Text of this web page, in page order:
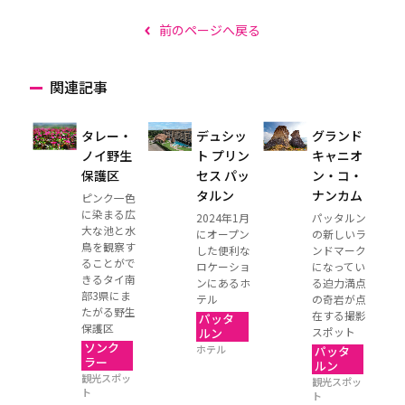
前のページへ戻る
関連記事
タレー・
ノイ野生
保護区
ピンク一色
に染まる広
大な池と水
鳥を観察す
ることがで
きるタイ南
部3県にま
たがる野生
保護区
ソンク
ラー
観光スポッ
ト
デュシッ
ト プリン
セス パッ
タルン
2024年1月
にオープン
した便利な
ロケーショ
ンにあるホ
テル
パッタ
ルン
ホテル
グランド
キャニオ
ン・コ・
ナンカム
パッタルン
の新しいラ
ンドマーク
になってい
る迫力満点
の奇岩が点
在する撮影
スポット
パッタ
ルン
観光スポッ
ト